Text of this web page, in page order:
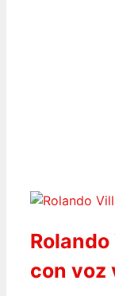
con voz